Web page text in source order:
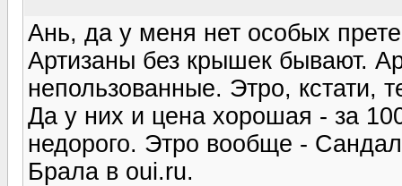
Ань, да у меня нет особых
Артизаны без крышек бывают.
непользованные. Этро, кстати,
Да у них и цена хорошая - за
недорого. Этро вообще -
Брала в oui.ru.